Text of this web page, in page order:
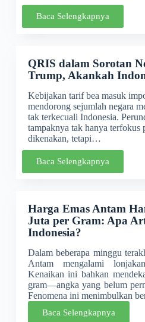
Baca Selengkapnya
QRIS dalam Sorotan
Trump, Akankah
Kebijakan tarif bea masuk
mendorong sejumlah negara
tak terkecuali Indonesia.
tampaknya tak hanya terfokus
dikenakan, tetapi…
Baca Selengkapnya
Harga Emas Antam
Juta per Gram: Apa
Indonesia?
Dalam beberapa minggu
Antam mengalami
Kenaikan ini bahkan
gram—angka yang belum
Fenomena ini menimbulkan
Baca Selengkapnya